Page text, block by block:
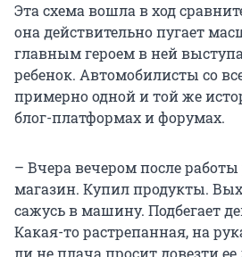
Эта схема вошла в ход
она действительно пугает
главным героем в ней
ребенок. Автомобилисты со
примерно одной и той же
блог-платформах и форумах.
– Вчера вечером после
магазин. Купил продукты.
сажусь в машину. Подбегает
Какая-то растрепанная, на
ли не плача просит довезти